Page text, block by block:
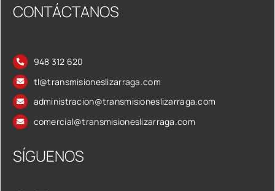
CONTÁCTANOS
948 312 620
tl@transmisioneslizarraga.com
administracion@transmisioneslizarraga.com
comercial@transmisioneslizarraga.com
SÍGUENOS